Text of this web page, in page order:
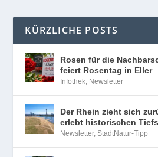
KÜRZLICHE POSTS
Rosen für die
feiert Rosentag in Eller
Infothek, Newsletter
Der Rhein zieht sich
erlebt historischen
Newsletter,StadtNatur-Tipp